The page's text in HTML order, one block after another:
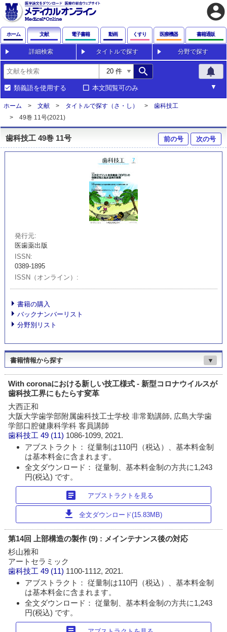
account_circle
ホーム 文献 電子書籍 動画 くすり 医療機器 書籍通販
詳細検索 タイトルで探す 分野で探す
search notifications
類義語を使用する 本文閲覧可のみ
ホーム 文献 タイトルで探す（さ・し）
歯科技工
49巻 11号(2021)
歯科技工 49巻 11号 前の号 次の号
発行元
医歯薬出版
ISSN
0389-1895
ISSN（オンライン）
書籍の購入
バックナンバーリスト
分野別リスト
書籍情報から探す ▼
With coronaにおける新しい技工様式 - 新型コロナウイルスが
歯科技工界にもたらす変革
大西正和
大阪大学歯学部附属歯科技工士学校 非常勤講師, 広島大学歯
学部口腔健康科学科 客員講師
歯科技工 49 (11) 1086-1099, 2021.
アブストラクト： 従量制は110円（税込）、基本料金制
は基本料金に含まれます。
全文ダウンロード： 従量制、基本料金制の方共に1,243
円(税込) です。
article アブストラクトを見る
download 全文ダウンロード(15.83MB)
第14回 上部構造の製作 (9) : メインテナンス後の対応
杉山雅和
アートセラミック
歯科技工 49 (11) 1100-1112, 2021.
アブストラクト： 従量制は110円（税込）、基本料金制
は基本料金に含まれます。
全文ダウンロード： 従量制、基本料金制の方共に1,243
円(税込) です。